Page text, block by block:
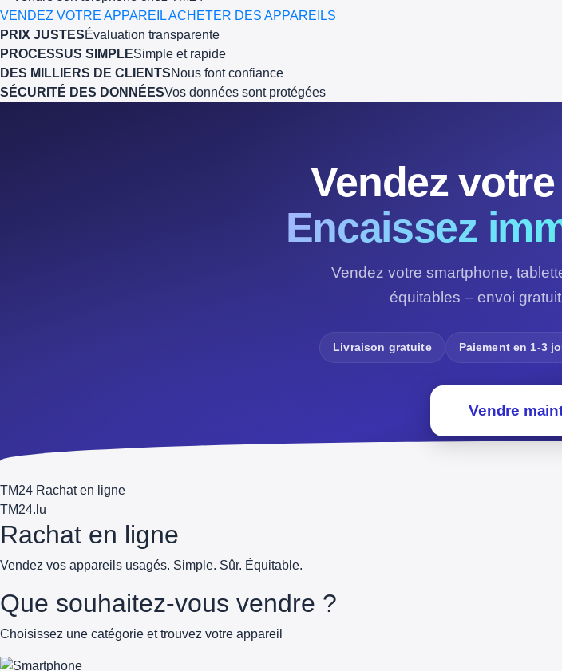
VENDEZ VOTRE APPAREILACHETER DES APPAREILS
PRIX JUSTESÉvaluation transparente
PROCESSUS SIMPLESimple et rapide
DES MILLIERS DE CLIENTSNous font confiance
SÉCURITÉ DES DONNÉESVos données sont protégées
Vendez
Encaissez
Vendez votre smartphone,
équitables – envoi
Livraison gratuite Paiement en 1-3
Vendre
TM24 Rachat en ligne
TM24.lu
Rachat en ligne
Vendez vos appareils usagés. Simple. Sûr. Équitable.
Que souhaitez-vous vendre ?
Choisissez une catégorie et trouvez votre appareil